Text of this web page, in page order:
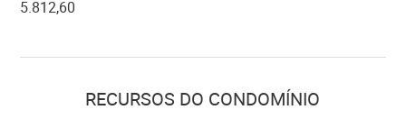
RECURSOS DO CONDOMÍNIO